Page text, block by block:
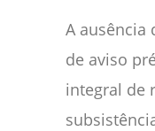
A ausência
de aviso
integral de